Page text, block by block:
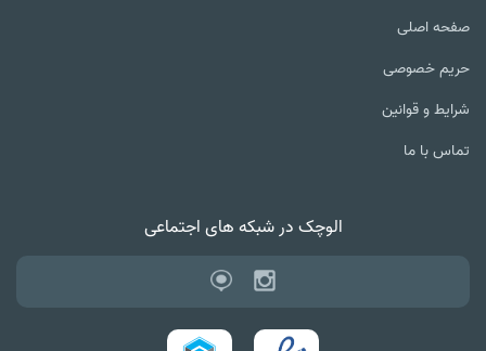
صفحه اصلی
حریم خصوصی
شرایط و قوانین
تماس با ما
الوچک در شبکه های اجتماعی